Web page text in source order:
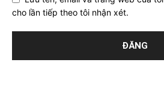
cho lần tiếp theo tôi nhận xét.